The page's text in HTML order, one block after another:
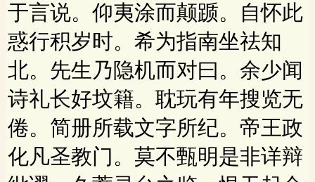
于言说。仰夷涂而颠踬。自怀此
惑行积岁时。希为指南坐祛知
北。先生乃隐机而对曰。余少闻
诗礼长好坟籍。耽玩有年搜览无
倦。简册所载文字所纪。帝王政
化凡圣教门。莫不甄明是非详辩